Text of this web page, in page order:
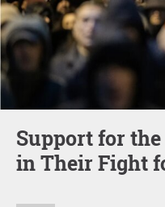
Support for the People of Georgia
in Their Fight